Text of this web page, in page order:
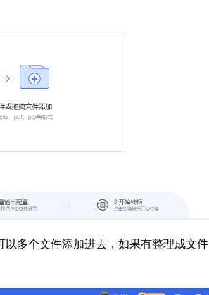
多个文件添加进去，如果有整理成文件